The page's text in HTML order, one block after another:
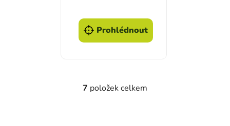
Prohlédnout
Ovládací prvky výpisu
7 položek celkem